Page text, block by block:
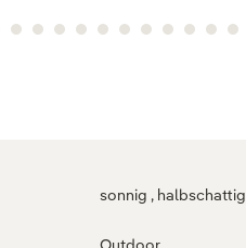
sonnig , halbschattig